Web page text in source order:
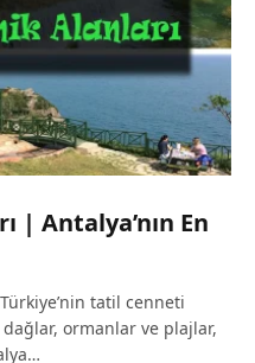
| Antalya’nın En
tatil cenneti
ormanlar ve plajlar,